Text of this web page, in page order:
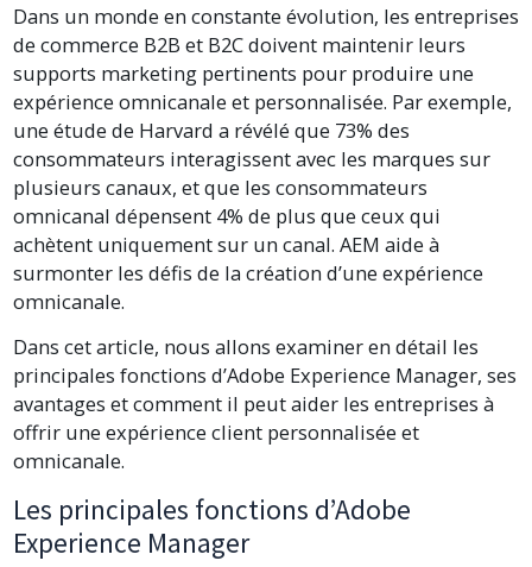
Dans un monde en constante évolution, les entreprises
de commerce B2B et B2C doivent maintenir leurs
supports marketing pertinents pour produire une
expérience omnicanale et personnalisée. Par exemple,
une étude de Harvard a révélé que 73% des
consommateurs interagissent avec les marques sur
plusieurs canaux, et que les consommateurs
omnicanal dépensent 4% de plus que ceux qui
achètent uniquement sur un canal. AEM aide à
surmonter les défis de la création d’une expérience
omnicanale.
Dans cet article, nous allons examiner en détail les
principales fonctions d’Adobe Experience Manager, ses
avantages et comment il peut aider les entreprises à
offrir une expérience client personnalisée et
omnicanale.
Les principales fonctions d’Adobe
Experience Manager